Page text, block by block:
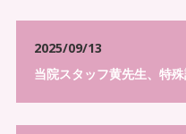
2025/09/13
当院スタッフ黄先生、特
慰安目的ではなく
来る事業者に依頼
独居の方や認知
きるところを探